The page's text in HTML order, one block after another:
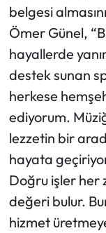
belgesi
Ömer Günel,
hayallerde
destek sunan
herkese
ediyorum.
lezzetin bir
hayata
Doğru işler her
değeri bulur.
hizmet